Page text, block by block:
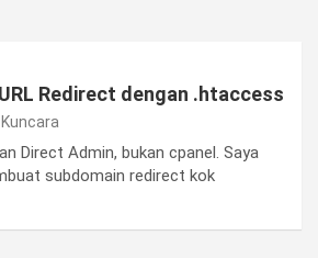
Redirect dengan .htaccess
Direct Admin, bukan cpanel. Saya
subdomain redirect kok